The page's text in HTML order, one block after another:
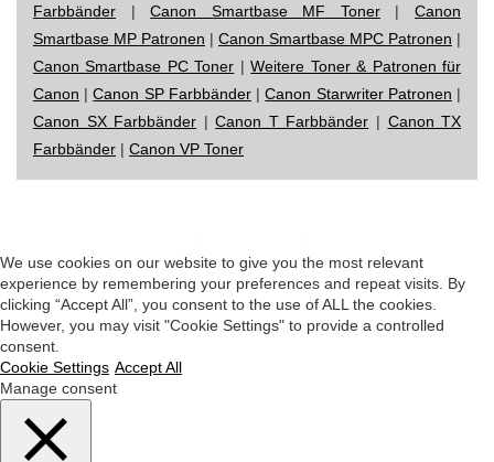
Farbbänder |Canon Smartbase MF Toner|Canon
Smartbase MP Patronen | Canon Smartbase MPC Patronen |
Canon Smartbase PC Toner |Weitere Toner & Patronen für
Canon |Canon SP Farbbänder|Canon Starwriter Patronen |
Canon SX Farbbänder |Canon T Farbbänder | Canon TX
Farbbänder | Canon VP Toner
We use cookies on our website to give you the most relevant
experience by remembering your preferences and repeat visits. By
clicking “Accept All”, you consent to the use of ALL the cookies.
However, you may visit "Cookie Settings" to provide a controlled
consent.
Cookie Settings Accept All
Manage consent